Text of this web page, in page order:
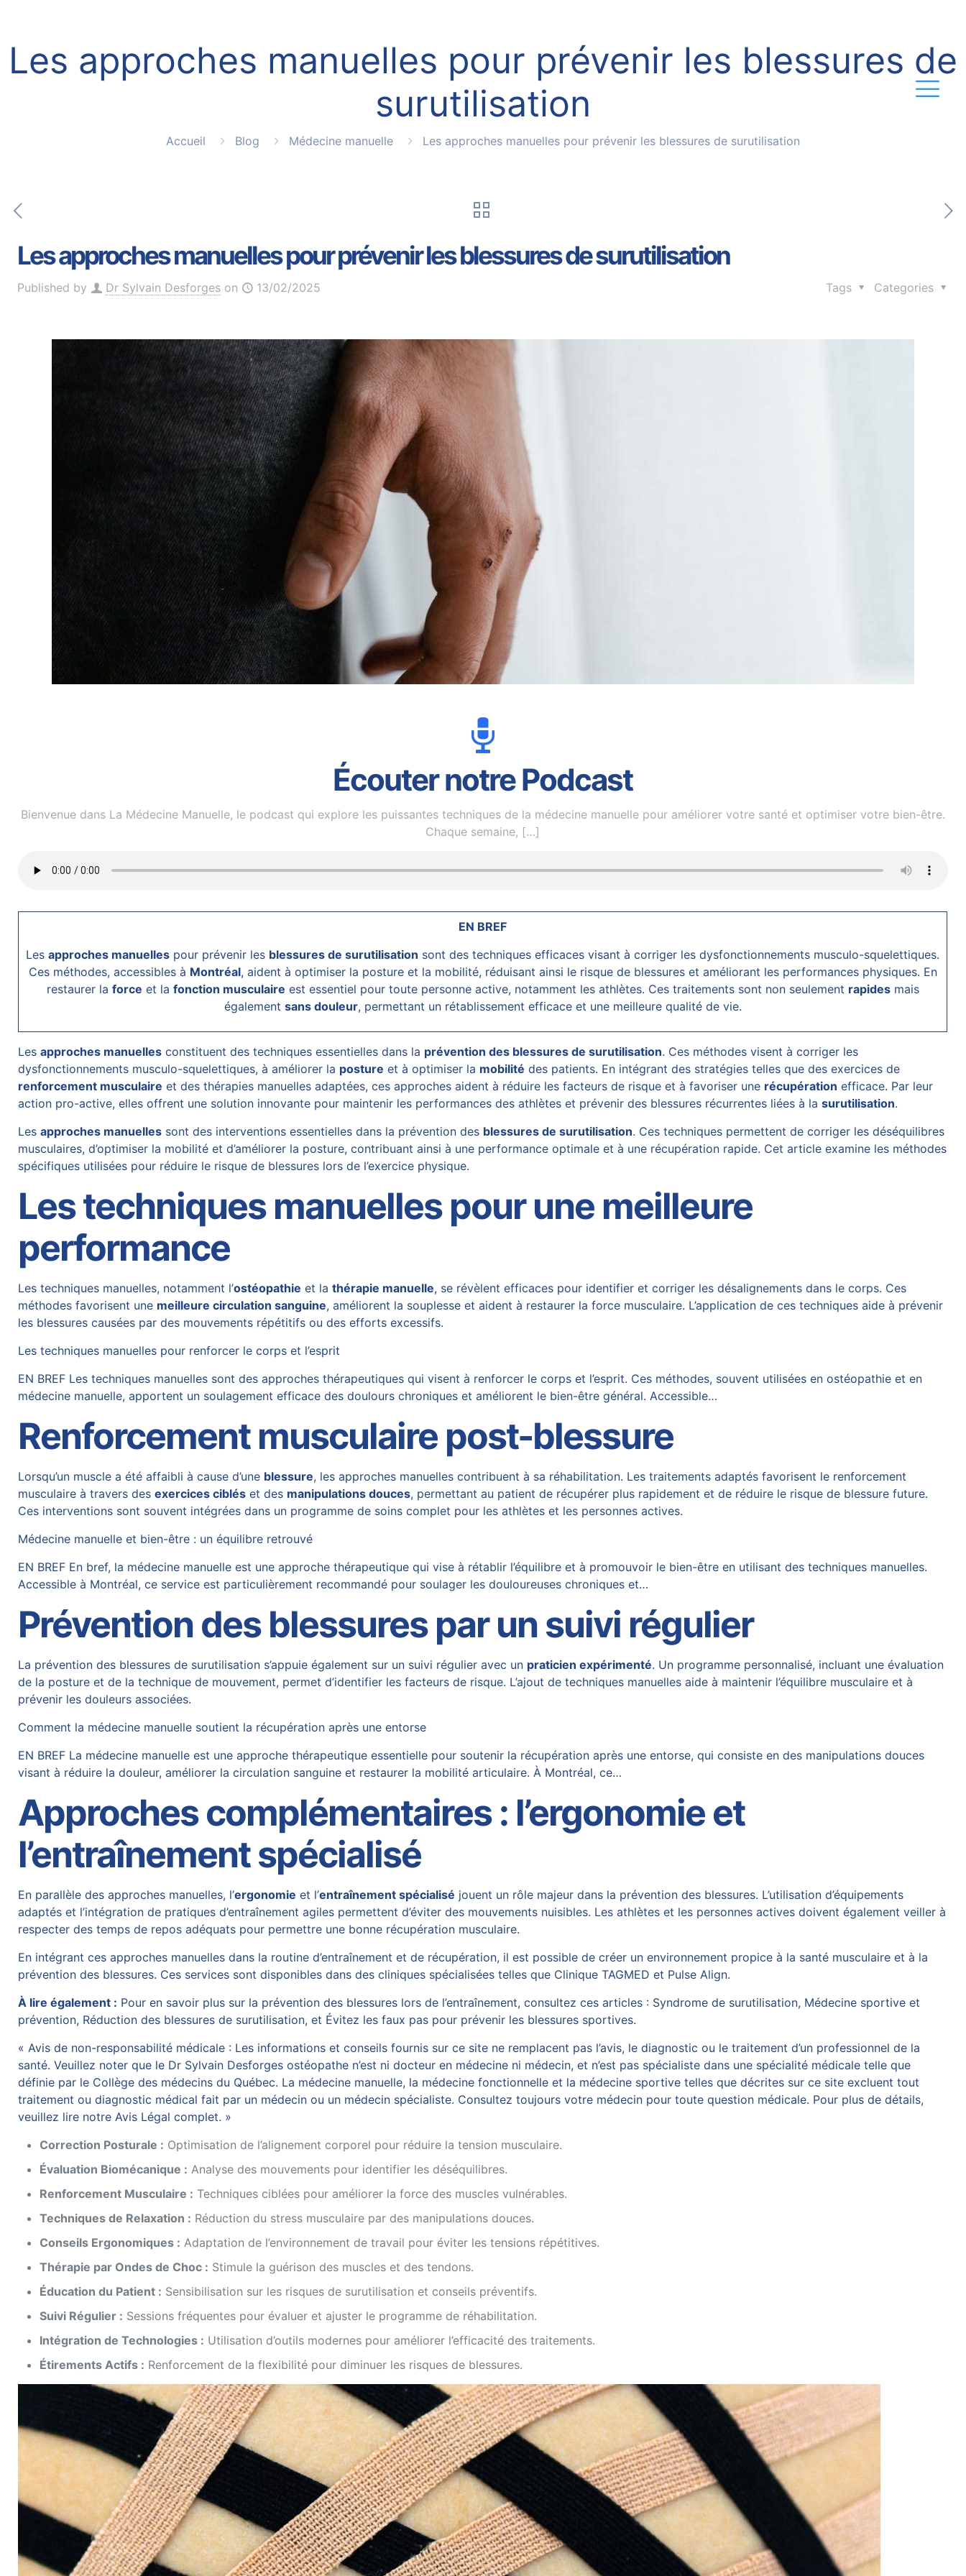
Les approches manuelles pour prévenir les blessures de
surutilisation
Accueil Blog Médecine manuelle Les approches manuelles pour prévenir les blessures de surutilisation
Les approches manuelles pour prévenir les blessures de surutilisation
Published by Dr Sylvain Desforges on 13/02/2025 Categories
Tags
Écouter notre Podcast
Bienvenue dans La Médecine Manuelle, le podcast qui explore les puissantes techniques de la médecine manuelle pour améliorer votre santé et optimiser votre bien-être.
Chaque semaine, […]
EN BREF
Lesapproches manuelles pour prévenir les blessures de surutilisation sont des techniques efficaces visant à corriger les dysfonctionnements musculo-squelettiques.
Ces méthodes, accessibles à Montréal, aident à optimiser la posture et la mobilité, réduisant ainsi le risque de blessures et améliorant les performances physiques. En
restaurer la force et la fonction musculaire est essentiel pour toute personne active, notamment les athlètes. Ces traitements sont non seulement rapidesmais
également sans douleur, permettant un rétablissement efficace et une meilleure qualité de vie.
Lesapproches manuelles constituent des techniques essentielles dans la prévention des blessures de surutilisation. Ces méthodes visent à corriger les
dysfonctionnements musculo-squelettiques, à améliorer la posture et à optimiser la mobilité des patients. En intégrant des stratégies telles que des exercices de
renforcement musculaire et des thérapies manuelles adaptées, ces approches aident à réduire les facteurs de risque et à favoriser une récupération efficace. Par leur
action pro-active, elles offrent une solution innovante pour maintenir les performances des athlètes et prévenir des blessures récurrentes liées à lasurutilisation.
Lesapproches manuelles sont des interventions essentielles dans la prévention des blessures de surutilisation. Ces techniques permettent de corriger les déséquilibres
musculaires, d’optimiser la mobilité et d’améliorer la posture, contribuant ainsi à une performance optimale et à une récupération rapide. Cet article examine les méthodes
spécifiques utilisées pour réduire le risque de blessures lors de l’exercice physique.
Les techniques manuelles pour une meilleure
performance
Les techniques manuelles, notamment l’ostéopathie et lathérapie manuelle, se révèlent efficaces pour identifier et corriger les désalignements dans le corps. Ces
méthodes favorisent une meilleure circulation sanguine, améliorent la souplesse et aident à restaurer la force musculaire. L’application de ces techniques aide à prévenir
les blessures causées par des mouvements répétitifs ou des efforts excessifs.
Les techniques manuelles pour renforcer le corps et l’esprit
EN BREF Les techniques manuelles sont des approches thérapeutiques qui visent à renforcer le corps et l’esprit. Ces méthodes, souvent utilisées en ostéopathie et en
médecine manuelle, apportent un soulagement efficace des doulours chroniques et améliorent le bien-être général. Accessible…
Renforcement musculaire post-blessure
Lorsqu’un muscle a été affaibli à cause d’une blessure, les approches manuelles contribuent à sa réhabilitation. Les traitements adaptés favorisent le renforcement
musculaire à travers desexercices ciblés et des manipulations douces, permettant au patient de récupérer plus rapidement et de réduire le risque de blessure future.
Ces interventions sont souvent intégrées dans un programme de soins complet pour les athlètes et les personnes actives.
Médecine manuelle et bien-être : un équilibre retrouvé
EN BREF En bref, la médecine manuelle est une approche thérapeutique qui vise à rétablir l’équilibre et à promouvoir le bien-être en utilisant des techniques manuelles.
Accessible à Montréal, ce service est particulièrement recommandé pour soulager les douloureuses chroniques et…
Prévention des blessures par un suivi régulier
La prévention des blessures de surutilisation s’appuie également sur un suivi régulier avec un praticien expérimenté. Un programme personnalisé, incluant une évaluation
de la posture et de la technique de mouvement, permet d’identifier les facteurs de risque. L’ajout de techniques manuelles aide à maintenir l’équilibre musculaire et à
prévenir les douleurs associées.
Comment la médecine manuelle soutient la récupération après une entorse
EN BREF La médecine manuelle est une approche thérapeutique essentielle pour soutenir la récupération après une entorse, qui consiste en des manipulations douces
visant à réduire la douleur, améliorer la circulation sanguine et restaurer la mobilité articulaire. À Montréal, ce…
Approches complémentaires : l’ergonomie et
l’entraînement spécialisé
En parallèle des approches manuelles, l’ergonomie et l’entraînement spécialisé jouent un rôle majeur dans la prévention des blessures. L’utilisation d’équipements
adaptés et l’intégration de pratiques d’entraînement agiles permettent d’éviter des mouvements nuisibles. Les athlètes et les personnes actives doivent également veiller à
respecter des temps de repos adéquats pour permettre une bonne récupération musculaire.
En intégrant ces approches manuelles dans la routine d’entraînement et de récupération, il est possible de créer un environnement propice à la santé musculaire et à la
prévention des blessures. Ces services sont disponibles dans des cliniques spécialisées telles que Clinique TAGMED et Pulse Align.
À lire également : Pour en savoir plus sur la prévention des blessures lors de l’entraînement, consultez ces articles : Syndrome de surutilisation, Médecine sportive et
prévention, Réduction des blessures de surutilisation, et Évitez les faux pas pour prévenir les blessures sportives.
« Avis de non-responsabilité médicale : Les informations et conseils fournis sur ce site ne remplacent pas l’avis, le diagnostic ou le traitement d’un professionnel de la
santé. Veuillez noter que le Dr Sylvain Desforges ostéopathe n’est ni docteur en médecine ni médecin, et n’est pas spécialiste dans une spécialité médicale telle que
définie par le Collège des médecins du Québec. La médecine manuelle, la médecine fonctionnelle et la médecine sportive telles que décrites sur ce site excluent tout
traitement ou diagnostic médical fait par un médecin ou un médecin spécialiste. Consultez toujours votre médecin pour toute question médicale. Pour plus de détails,
veuillez lire notre Avis Légal complet. »
Correction Posturale : Optimisation de l’alignement corporel pour réduire la tension musculaire.
Évaluation Biomécanique : Analyse des mouvements pour identifier les déséquilibres.
Renforcement Musculaire : Techniques ciblées pour améliorer la force des muscles vulnérables.
Techniques de Relaxation : Réduction du stress musculaire par des manipulations douces.
Conseils Ergonomiques : Adaptation de l’environnement de travail pour éviter les tensions répétitives.
Thérapie par Ondes de Choc : Stimule la guérison des muscles et des tendons.
Éducation du Patient : Sensibilisation sur les risques de surutilisation et conseils préventifs.
Suivi Régulier : Sessions fréquentes pour évaluer et ajuster le programme de réhabilitation.
Intégration de Technologies : Utilisation d’outils modernes pour améliorer l’efficacité des traitements.
Étirements Actifs : Renforcement de la flexibilité pour diminuer les risques de blessures.